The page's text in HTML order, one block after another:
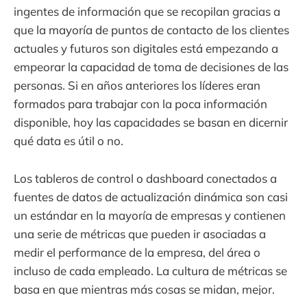
ingentes de información que se recopilan gracias a
que la mayoría de puntos de contacto de los clientes
actuales y futuros son digitales está empezando a
empeorar la capacidad de toma de decisiones de las
personas. Si en años anteriores los líderes eran
formados para trabajar con la poca información
disponible, hoy las capacidades se basan en dicernir
qué data es útil o no.
Los tableros de control o dashboard conectados a
fuentes de datos de actualización dinámica son casi
un estándar en la mayoría de empresas y contienen
una serie de métricas que pueden ir asociadas a
medir el performance de la empresa, del área o
incluso de cada empleado. La cultura de métricas se
basa en que mientras más cosas se midan, mejor.